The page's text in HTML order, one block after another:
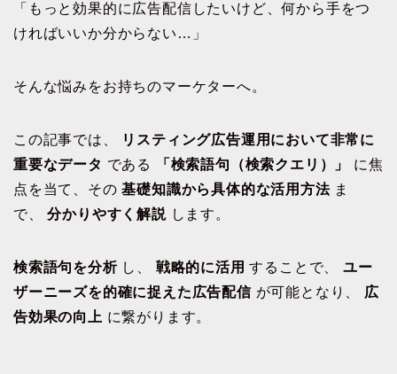
「もっと効果的に広告配信したいけど、何から手をつ
ければいいか分からない…」
そんな悩みをお持ちのマーケターへ。
この記事では、
リスティング広告運用において非常に
重要なデータ である 「検索語句（検索クエリ）」
に焦
点を当て、その基礎知識から具体的な活用方法ま
で、分かりやすく解説します。
検索語句を分析し、 戦略的に活用 することで、ユー
ザーニーズを的確に捉えた広告配信が可能となり、 広
告効果の向上 に繋がります。